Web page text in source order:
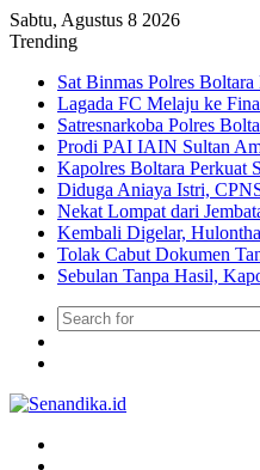
Sabtu, Agustus 8 2026
Trending
Sat Binmas Polres
Lagada FC Melaju ke
Satresnarkoba Polres
Prodi PAI IAIN Sultan
Kapolres Boltara Perkuat
Diduga Aniaya Istri,
Nekat Lompat dari
Kembali Digelar,
Tolak Cabut Dokumen
Sebulan Tanpa Hasil,